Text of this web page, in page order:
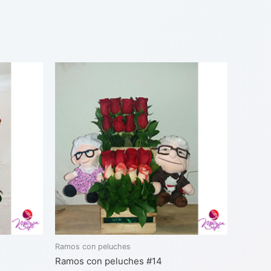
Ramos con peluches
Ramos con peluches #14